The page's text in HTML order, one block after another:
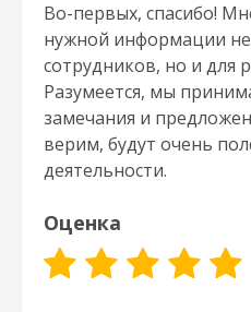
Во-первых, спасибо!
нужной информации
сотрудников, но и для
Разумеется, мы
замечания и
верим, будут очень
деятельности.
Оценка